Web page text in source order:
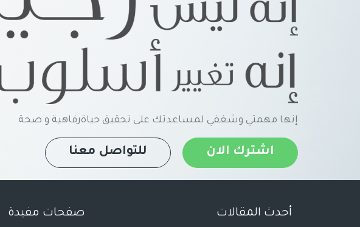
إنها مهمتي وشغفي لمساعدتك على تحقيق حياةرفاهية و صحة
اشترك الان للتواصل معنا
أحدث المقالات صفحات مفيدة